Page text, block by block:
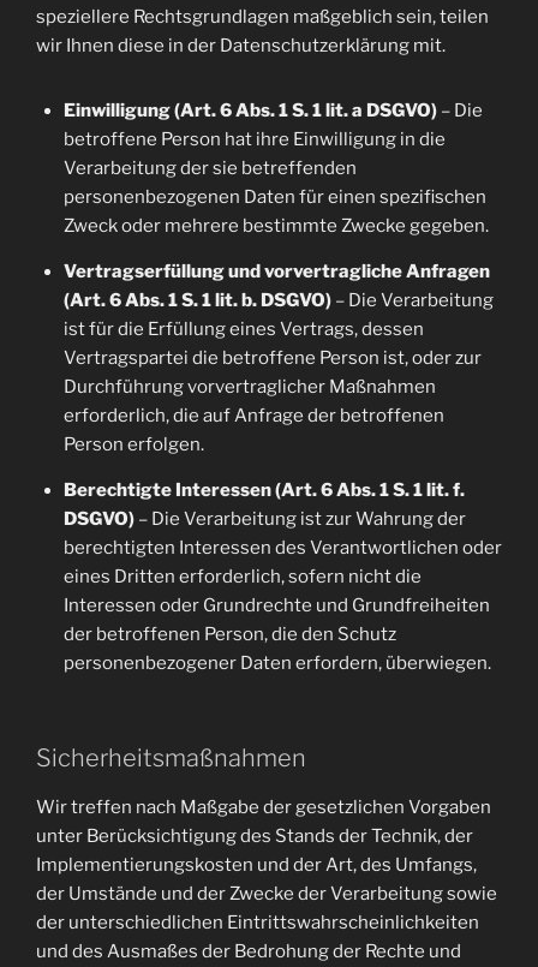
speziellere Rechtsgrundlagen maßgeblich sein, teilen
wir Ihnen diese in der Datenschutzerklärung mit.
Einwilligung (Art. 6 Abs. 1 S. 1 lit. a DSGVO)– Die
betroffene Person hat ihre Einwilligung in die
Verarbeitung der sie betreffenden
personenbezogenen Daten für einen spezifischen
Zweck oder mehrere bestimmte Zwecke gegeben.
Vertragserfüllung und vorvertragliche Anfragen
(Art. 6 Abs. 1 S. 1 lit. b. DSGVO)– Die Verarbeitung
ist für die Erfüllung eines Vertrags, dessen
Vertragspartei die betroffene Person ist, oder zur
Durchführung vorvertraglicher Maßnahmen
erforderlich, die auf Anfrage der betroffenen
Person erfolgen.
Berechtigte Interessen (Art. 6 Abs. 1 S. 1 lit. f.
DSGVO)– Die Verarbeitung ist zur Wahrung der
berechtigten Interessen des Verantwortlichen oder
eines Dritten erforderlich, sofern nicht die
Interessen oder Grundrechte und Grundfreiheiten
der betroffenen Person, die den Schutz
personenbezogener Daten erfordern, überwiegen.
Sicherheitsmaßnahmen
Wir treffen nach Maßgabe der gesetzlichen Vorgaben
unter Berücksichtigung des Stands der Technik, der
Implementierungskosten und der Art, des Umfangs,
der Umstände und der Zwecke der Verarbeitung sowie
der unterschiedlichen Eintrittswahrscheinlichkeiten
und des Ausmaßes der Bedrohung der Rechte und